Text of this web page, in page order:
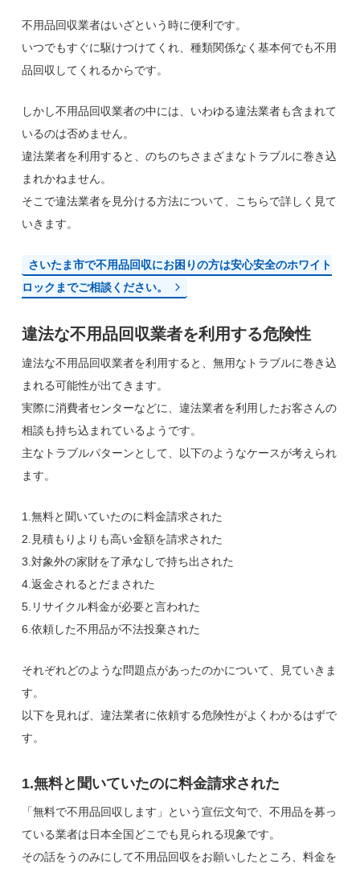
不用品回収業者はいざという時に便利です。
いつでもすぐに駆けつけてくれ、種類関係なく基本何でも不用
品回収してくれるからです。
しかし不用品回収業者の中には、いわゆる違法業者も含まれて
いるのは否めません。
違法業者を利用すると、のちのちさまざまなトラブルに巻き込
まれかねません。
そこで違法業者を見分ける方法について、こちらで詳しく見て
いきます。
さいたま市で不用品回収にお困りの方は安心安全のホワイト
ロックまでご相談ください。
違法な不用品回収業者を利用する危険性
違法な不用品回収業者を利用すると、無用なトラブルに巻き込
まれる可能性が出てきます。
実際に消費者センターなどに、違法業者を利用したお客さんの
相談も持ち込まれているようです。
主なトラブルパターンとして、以下のようなケースが考えられ
ます。
1.無料と聞いていたのに料金請求された
2.見積もりよりも高い金額を請求された
3.対象外の家財を了承なしで持ち出された
4.返金されるとだまされた
5.リサイクル料金が必要と言われた
6.依頼した不用品が不法投棄された
それぞれどのような問題点があったのかについて、見ていきま
す。
以下を見れば、違法業者に依頼する危険性がよくわかるはずで
す。
1.無料と聞いていたのに料金請求された
「無料で不用品回収します」という宣伝文句で、不用品を募っ
ている業者は日本全国どこでも見られる現象です。
その話をうのみにして不用品回収をお願いしたところ、料金を